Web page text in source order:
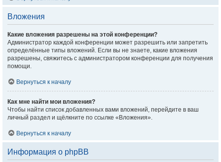
Вложения
Какие вложения разрешены на этой конференции?
Администратор каждой конференции может разрешить или запретить
определённые типы вложений. Если вы не знаете, какие вложения
разрешены, свяжитесь с администратором конференции для получения
помощи.
Вернуться к началу
Как мне найти мои вложения?
Чтобы найти список добавленных вами вложений, перейдите в ваш
личный раздел и щёлкните по ссылке «Вложения».
Вернуться к началу
Информация о phpBB